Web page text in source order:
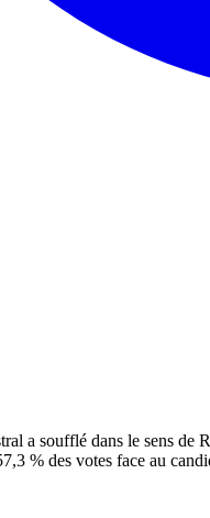
% des votes face au